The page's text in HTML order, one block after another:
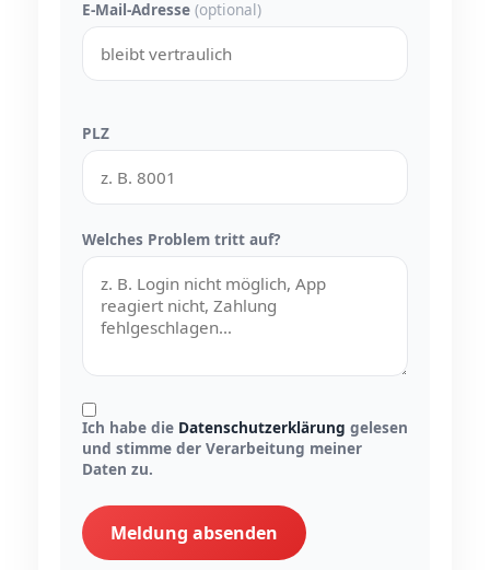
E-Mail-Adresse (optional)
PLZ
Welches Problem tritt auf?
Ich habe die Datenschutzerklärung gelesen
und stimme der Verarbeitung meiner
Daten zu.
Meldung absenden